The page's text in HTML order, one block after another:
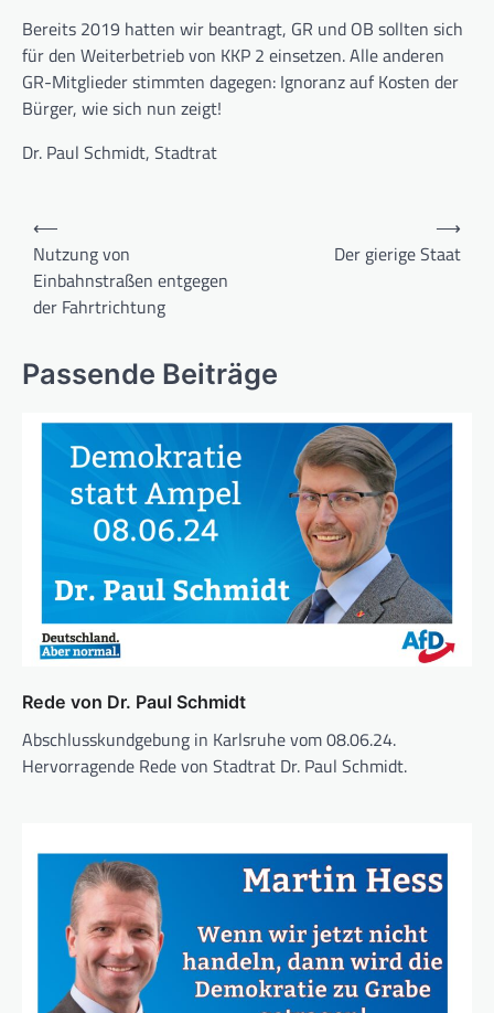
Bereits 2019 hatten wir be­an­tragt, GR und OB sollten sich
für den Weiterbetrieb von KKP 2 ein­setzen. Alle anderen
GR-Mitglie­der stimm­ten dagegen: Ignoranz auf Kosten der
Bürger, wie sich nun zeigt!
Dr. Paul Schmidt, Stadtrat
Beitragsnavigation
⟵
Nutzung von
Einbahnstraßen entgegen
der Fahrtrichtung
Der gierige Staat
⟶
Passende Beiträge
Rede von Dr. Paul Schmidt
Abschlusskundgebung in Karlsruhe vom 08.06.24.
Hervorragende Rede von Stadtrat Dr. Paul Schmidt.